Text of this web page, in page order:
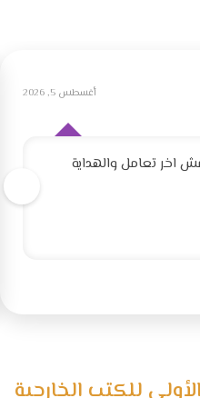
أغسطس 5, 2026
اخر تعامل والهداية
للكتب الخارجية